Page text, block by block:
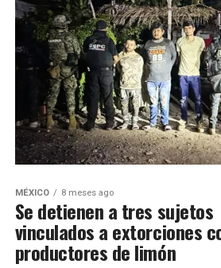
MÉXICO 8 meses ago
Se detienen a tres sujetos
vinculados a extorciones
productores de limón